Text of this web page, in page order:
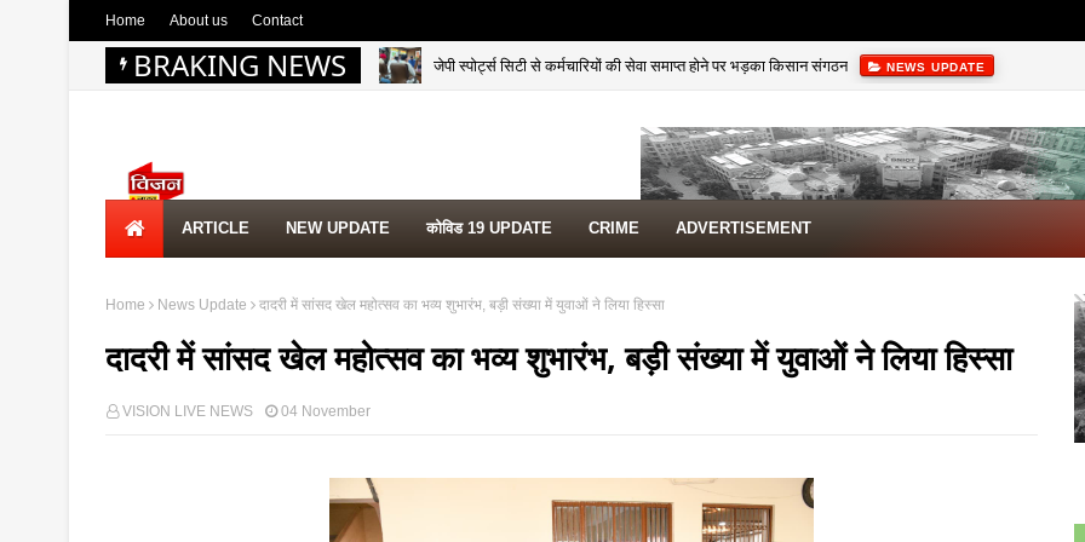
Home About us Contact
BRAKING NEWS जेपी स्पोर्ट्स सिटी से कर्मचारियों की सेवा समाप्त होने पर भड़का किसान संगठन NEWS UPDATE
ARTICLE NEW UPDATE कोविड 19 UPDATE CRIME ADVERTISEMENT
Home News Update दादरी में सांसद खेल महोत्सव का भव्य शुभारंभ, बड़ी संख्या में युवाओं ने लिया हिस्सा
दादरी में सांसद खेल महोत्सव का भव्य शुभारंभ, बड़ी संख्या में युवाओं ने लिया हिस्सा
VISION LIVE NEWS 04 November